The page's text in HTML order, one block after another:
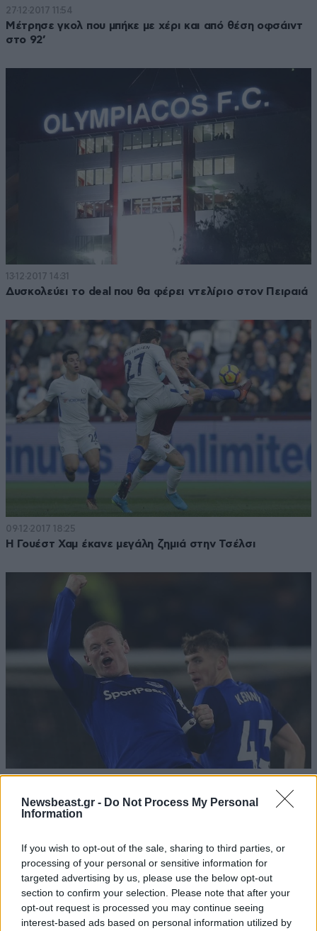
Newsbeast.gr - Do Not Process My Personal
Information
If you wish to opt-out of the sale, sharing to third parties, or
processing of your personal or sensitive information for
targeted advertising by us, please use the below opt-out
section to confirm your selection. Please note that after your
opt-out request is processed you may continue seeing
interest-based ads based on personal information utilized by
27·12·2017 11:54
Μέτρησε γκολ που μπήκε με χέρι και από θέση οφσάιντ
στο 92’
13·12·2017 14:31
Δυσκολεύει το deal που θα φέρει ντελίριο στον Πειραιά
09·12·2017 18:25
Η Γουέστ Χαμ έκανε μεγάλη ζημιά στην Τσέλσι
Ο Ρούνεϊ έβαλε γκολ με σουτ πίσω από τη σέντρα